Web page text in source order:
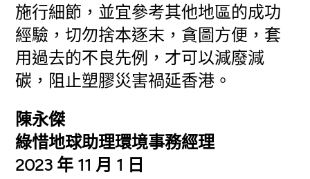
施行細節，並宜參考其他地區的成功
經驗，切勿捨本逐末，貪圖方便，套
用過去的不良先例，才可以減廢減
碳，阻止塑膠災害禍延香港。
陳永傑
綠惜地球助理環境事務經理
2023 年 11 月 1 日